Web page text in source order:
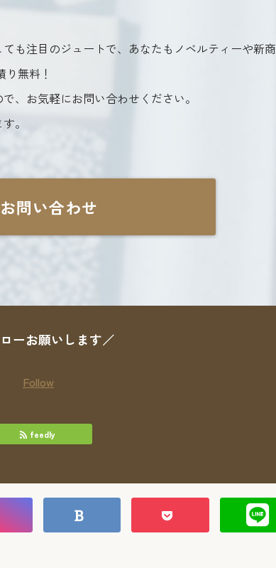
も注目のジュートで、あなたもノベルティーや新商
無料！
、お気軽にお問い合わせください。
。
お問い合わせ
ーお願いします／
Follow
feedly